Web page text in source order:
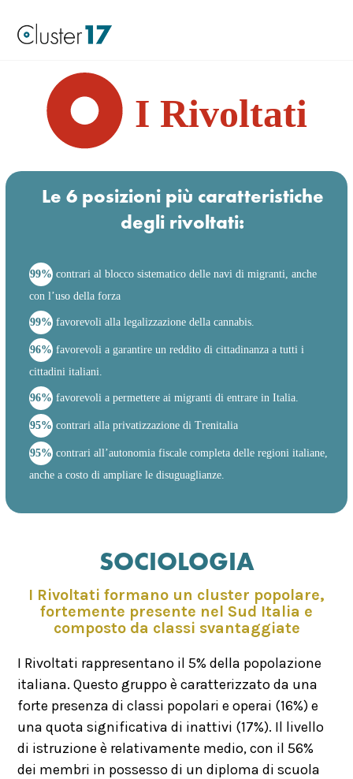
I Rivoltati
Le 6 posizioni più caratteristiche
degli rivoltati:
99% contrari al blocco sistematico delle navi di migranti, anche
con l’uso della forza
99% favorevoli alla legalizzazione della cannabis.
96% favorevoli a garantire un reddito di cittadinanza a tutti i
cittadini italiani.
96% favorevoli a permettere ai migranti di entrare in Italia.
95% contrari alla privatizzazione di Trenitalia
95% contrari all’autonomia fiscale completa delle regioni italiane,
anche a costo di ampliare le disuguaglianze.
SOCIOLOGIA
I Rivoltati formano un cluster popolare,
fortemente presente nel Sud Italia e
composto da classi svantaggiate
I Rivoltati rappresentano il 5% della popolazione
italiana. Questo gruppo è caratterizzato da una
forte presenza di classi popolari e operai (16%) e
una quota significativa di inattivi (17%). Il livello
di istruzione è relativamente medio, con il 56%
dei membri in possesso di un diploma di scuola